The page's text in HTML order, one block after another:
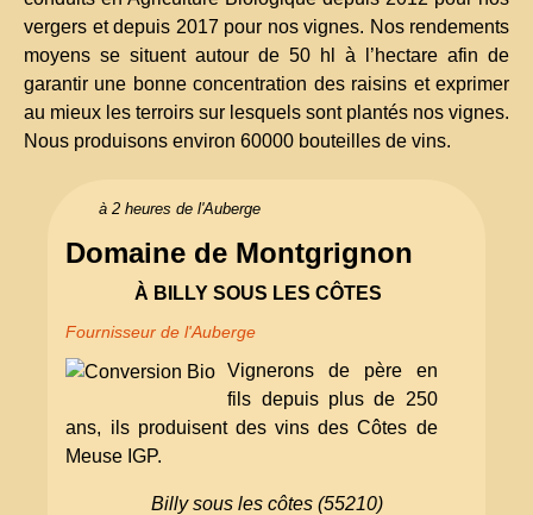
vergers et depuis 2017 pour nos vignes. Nos rendements
moyens se situent autour de 50 hl à l’hectare afin de
garantir une bonne concentration des raisins et exprimer
au mieux les terroirs sur lesquels sont plantés nos vignes.
Nous produisons environ 60000 bouteilles de vins.
Domaine de Montgrignon
À BILLY SOUS LES CÔTES
Fournisseur de l'Auberge
Vignerons de père en
fils depuis plus de 250
ans, ils produisent des vins des Côtes de
Meuse IGP.
à 2 heures de l'Auberge
Billy sous les côtes (55210)